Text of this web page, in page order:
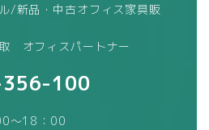
/新品・中古オフィス家具販
オフィスパートナー
100
～18：00